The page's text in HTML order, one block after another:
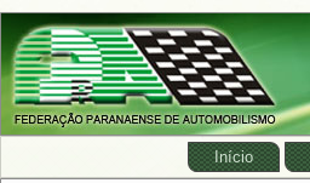
Início